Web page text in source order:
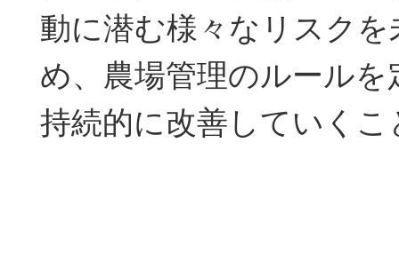
動に潜む様々なリスク
め、農場管理のルール
持続的に改善していく